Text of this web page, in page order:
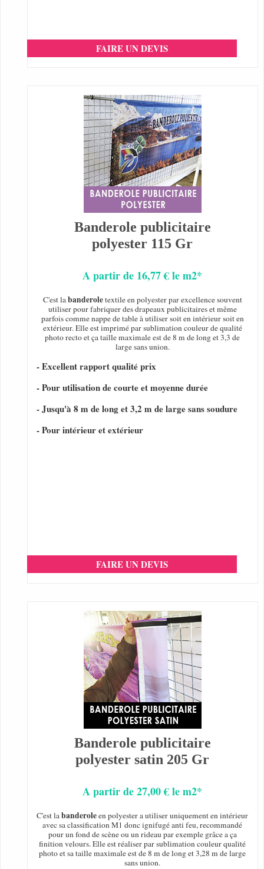
FAIRE UN DEVIS
Banderole publicitaire
polyester 115 Gr
A partir de 16,77 € le m2*
C'est labanderoletextile en polyester par excellence souvent
utiliser pour fabriquer des drapeaux publicitaires et même
parfois comme nappe de table à utiliser soit en intérieur soit en
extérieur. Elle est imprimé par sublimation couleur de qualité
photo recto et ça taille maximale est de 8 m de long et 3,3 de
large sans union.
- Excellent rapport qualité prix
- Pour utilisation de courte et moyenne durée
- Jusqu'à 8 m de long et 3,2 m de large sans soudure
- Pour intérieur et extérieur
FAIRE UN DEVIS
Banderole publicitaire
polyester satin 205 Gr
A partir de 27,00 € le m2*
C'est labanderoleen polyester a utiliser uniquement en intérieur
avec sa classification M1 donc ignifugé anti feu, recommandé
pour un fond de scène ou un rideau par exemple grâce a ça
finition velours. Elle est réaliser par sublimation couleur qualité
photo et sa taille maximale est de 8 m de long et 3,28 m de large
sans union.